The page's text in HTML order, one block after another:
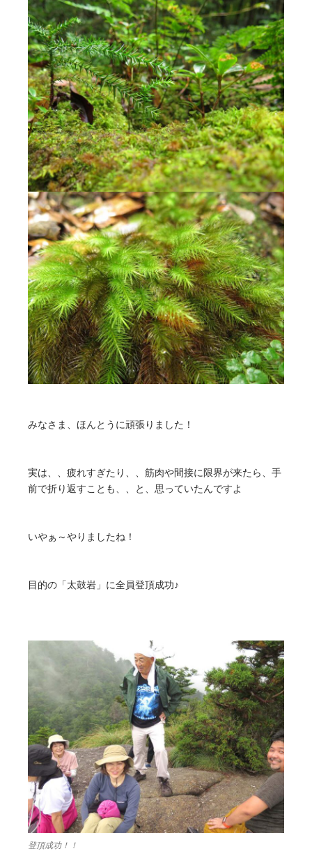
みなさま、ほんとうに頑張りました！
実は、、疲れすぎたり、、筋肉や間接に限界が来たら、手
前で折り返すことも、、と、思っていたんですよ
いやぁ～やりましたね！
目的の「太鼓岩」に全員登頂成功♪
登頂成功！！